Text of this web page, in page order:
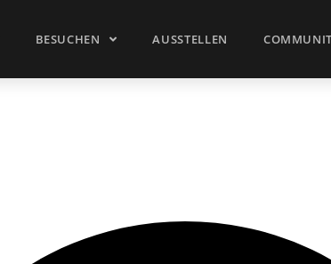
BESUCHEN AUSSTELLEN